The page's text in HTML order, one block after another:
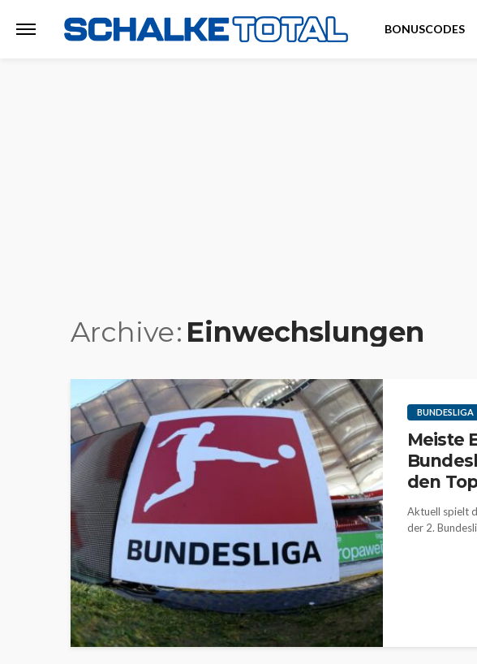
BONUSCODES
Archive Einwechslungen
BUNDESLIGA
Meiste
den
Aktuell spielt
der 2.